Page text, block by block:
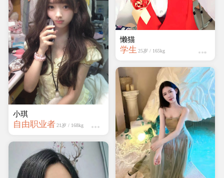
小琪
自由职业者 21岁 / 168kg
快乐
学生 22岁 / 161kg